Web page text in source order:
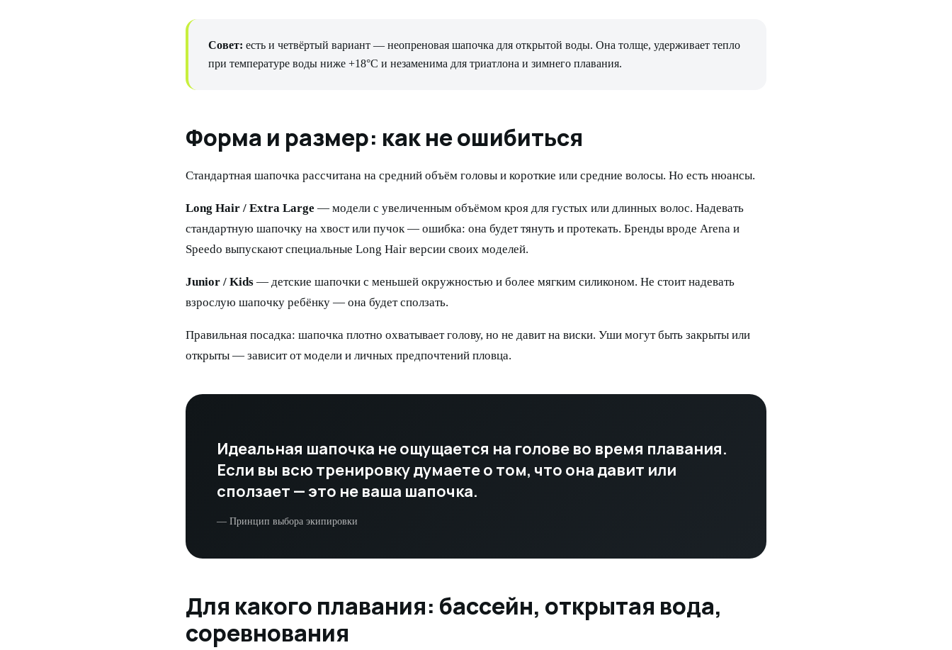
Совет: есть и четвёртый вариант — неопреновая шапочка для открытой воды. Она толще, удерживает тепло
при температуре воды ниже +18°C и незаменима для триатлона и зимнего плавания.
Форма и размер: как не ошибиться
Стандартная шапочка рассчитана на средний объём головы и короткие или средние волосы. Но есть нюансы.
Long Hair / Extra Large — модели с увеличенным объёмом кроя для густых или длинных волос. Надевать
стандартную шапочку на хвост или пучок — ошибка: она будет тянуть и протекать. Бренды вроде Arena и
Speedo выпускают специальные Long Hair версии своих моделей.
Junior / Kids — детские шапочки с меньшей окружностью и более мягким силиконом. Не стоит надевать
взрослую шапочку ребёнку — она будет сползать.
Правильная посадка: шапочка плотно охватывает голову, но не давит на виски. Уши могут быть закрыты или
открыты — зависит от модели и личных предпочтений пловца.
Идеальная шапочка не ощущается на голове во время плавания.
Если вы всю тренировку думаете о том, что она давит или
сползает — это не ваша шапочка.
— Принцип выбора экипировки
Для какого плавания: бассейн, открытая вода,
соревнования